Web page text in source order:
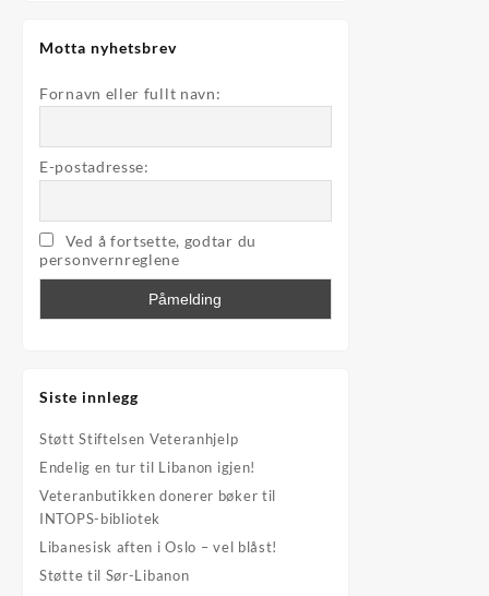
Motta nyhetsbrev
Fornavn eller fullt navn:
E-postadresse:
Ved å fortsette, godtar du
personvernreglene
Siste innlegg
Støtt Stiftelsen Veteranhjelp
Endelig en tur til Libanon igjen!
Veteranbutikken donerer bøker til
INTOPS-bibliotek
Libanesisk aften i Oslo – vel blåst!
Støtte til Sør-Libanon